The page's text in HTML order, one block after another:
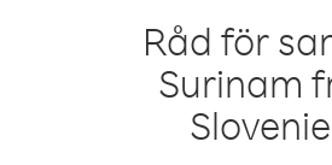
Råd för
Surinam